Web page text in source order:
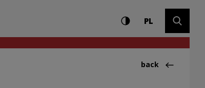
Roku
Settings and search
High contrast
PLCHANGE
Back to:News
back